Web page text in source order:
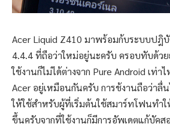
Acer Liquid Z410 มาพร้อมก้บระบบปฎิ
4.4.4 ที่ถือว่าใหม่อยู่นะครับ ครอบทับด้วย
ใช้งานก็ไม่ได้ต่างจาก Pure Android เท่า
Acer อยู่เหมือนกันครับ การช้งานถือว่าลื่
ให้ใช้สำหรับผู้ที่เริ่มต้นใช้สมาร์ทโฟนทำใ
ขึ้นครับจากที่ใช้งานก็มีการอัพเดตแก้บัคส